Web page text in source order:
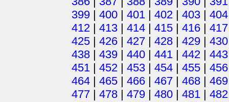
399 | 400 | 401 | 402 | 403 | 404
412 | 413 | 414 | 415 | 416 | 417
425 | 426 | 427 | 428 | 429 | 430
438 | 439 | 440 | 441 | 442 | 443
451 | 452 | 453 | 454 | 455 | 456
464 | 465 | 466 | 467 | 468 | 469
477 | 478 | 479 | 480 | 481 | 482